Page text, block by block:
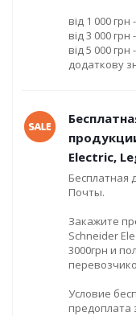
від 1 000
від 3 000
від 5 000
додаткову
Electric,
Бесплатная
Почты.
Закажите
Schneider
3000грн и
Условие
предоплата